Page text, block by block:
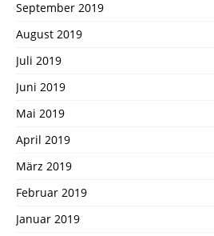
September 2019
August 2019
Juli 2019
Juni 2019
Mai 2019
April 2019
März 2019
Februar 2019
Januar 2019